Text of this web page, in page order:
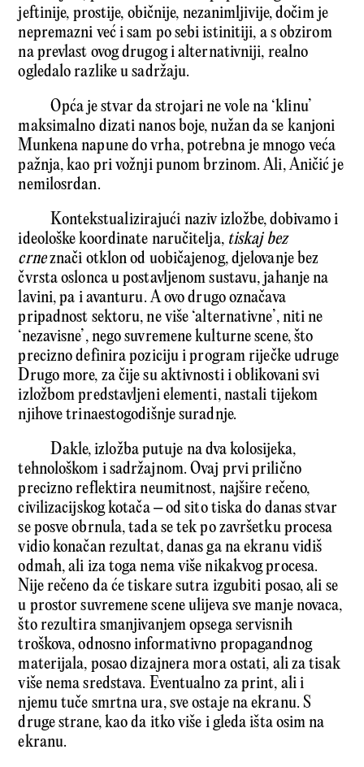
jeftinije, prostije, običnije, nezanimljivije, dočim je
nepremazni već i sam po sebi istinitiji, a s obzirom
na prevlast ovog drugog i alternativniji, realno
ogledalo razlike u sadržaju.
Opća je stvar da strojari ne vole na ‘klinu’
maksimalno dizati nanos boje, nužan da se kanjoni
Munkena napune do vrha, potrebna je mnogo veća
pažnja, kao pri vožnji punom brzinom. Ali, Aničić je
nemilosrdan.
Kontekstualizirajući naziv izložbe, dobivamo i
ideološke koordinate naručitelja, tiskaj bez
crneznači otklon od uobičajenog, djelovanje bez
čvrsta oslonca u postavljenom sustavu, jahanje na
lavini, pa i avanturu. A ovo drugo označava
pripadnost sektoru, ne više ‘alternativne’, niti ne
‘nezavisne’, nego suvremene kulturne scene, što
precizno definira poziciju i program riječke udruge
Drugo more, za čije su aktivnosti i oblikovani svi
izložbom predstavljeni elementi, nastali tijekom
njihove trinaestogodišnje suradnje.
Dakle, izložba putuje na dva kolosijeka,
tehnološkom i sadržajnom. Ovaj prvi prilično
precizno reflektira neumitnost, najšire rečeno,
civilizacijskog kotača – od sito tiska do danas stvar
se posve obrnula, tada se tek po završetku procesa
vidio konačan rezultat, danas ga na ekranu vidiš
odmah, ali iza toga nema više nikakvog procesa.
Nije rečeno da će tiskare sutra izgubiti posao, ali se
u prostor suvremene scene ulijeva sve manje novaca,
što rezultira smanjivanjem opsega servisnih
troškova, odnosno informativno propagandnog
materijala, posao dizajnera mora ostati, ali za tisak
više nema sredstava. Eventualno za print, ali i
njemu tuče smrtna ura, sve ostaje na ekranu. S
druge strane, kao da itko više i gleda išta osim na
ekranu.